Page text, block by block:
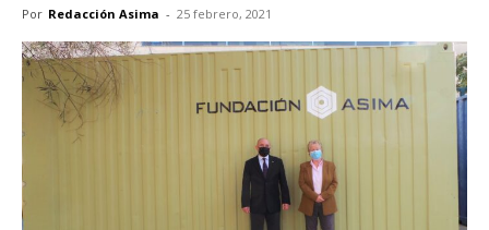
Por Redacción Asima - 25 febrero, 2021